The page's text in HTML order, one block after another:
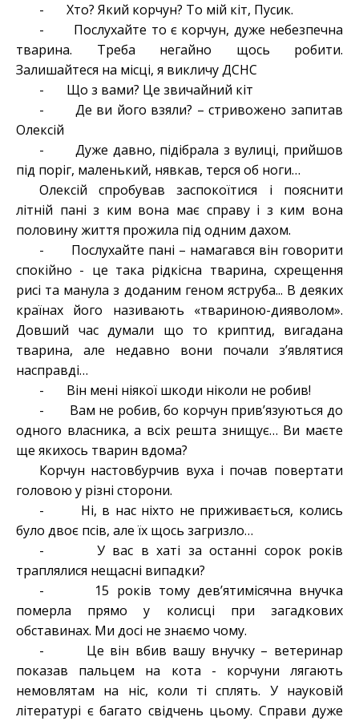
- Хто? Який корчун? То мій кіт, Пусик.
- Послухайте то є корчун, дуже небезпечна
тварина. Треба негайно щось робити.
Залишайтеся на місці, я викличу ДСНС
- Що з вами? Це звичайний кіт
- Де ви його взяли? – стривожено запитав
Олексій
- Дуже давно, підібрала з вулиці, прийшов
під поріг, маленький, нявкав, терся об ноги…
Олексій спробував заспокоїтися і пояснити
літній пані з ким вона має справу і з ким вона
половину життя прожила під одним дахом.
- Послухайте пані – намагався він говорити
спокійно - це така рідкісна тварина, схрещення
рисі та манула з доданим геном яструба... В деяких
країнах його називають «твариною-дияволом».
Довший час думали що то криптид, вигадана
тварина, але недавно вони почали з’являтися
насправді…
- Він мені ніякої шкоди ніколи не робив!
- Вам не робив, бо корчун прив’язуються до
одного власника, а всіх решта знищує… Ви маєте
ще якихось тварин вдома?
Корчун настовбурчив вуха і почав повертати
головою у різні сторони.
- Ні, в нас ніхто не приживається, колись
було двоє псів, але їх щось загризло…
- У вас в хаті за останні сорок років
траплялися нещасні випадки?
- 15 років тому дев’ятимісячна внучка
померла прямо у колисці при загадкових
обставинах. Ми досі не знаємо чому.
- Це він вбив вашу внучку – ветеринар
показав пальцем на кота - корчуни лягають
немовлятам на ніс, коли ті сплять. У науковій
літературі є багато свідчень цьому. Справи дуже